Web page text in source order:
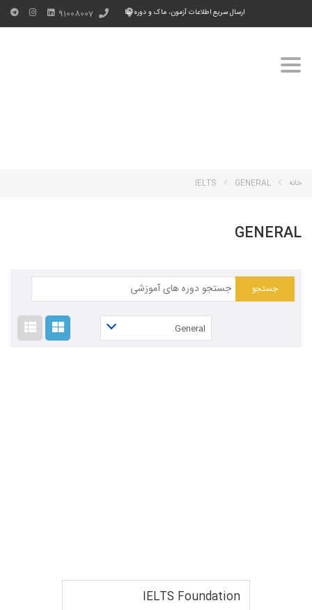
ارسال سریع اطلاعات آزمون، ماک و دوره ها 91008007
Toggle
خانه IELTS GENERAL
GENERAL
جستجو
برای:
General
IELTS Foundation